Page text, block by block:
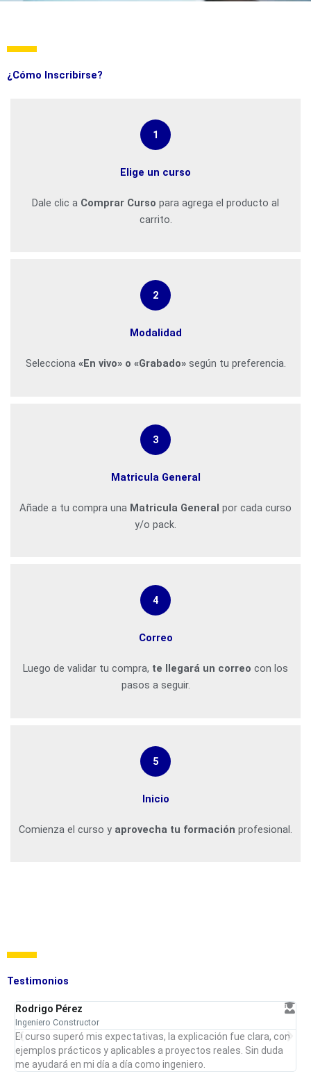
¿Cómo Inscribirse?
1
Elige un curso
Dale clic a Comprar Curso para agrega el producto al
carrito.
2
Modalidad
Selecciona «En vivo» o «Grabado»según tu preferencia.
3
Matricula General
Añade a tu compra una Matricula General por cada curso
y/o pack.
4
Correo
Luego de validar tu compra, te llegará un correo con los
pasos a seguir.
5
Inicio
Comienza el curso y aprovecha tu formación profesional.
Testimonios
Rodrigo Pérez
Ingeniero Constructor
El curso superó mis expectativas, la explicación fue clara, con
ejemplos prácticos y aplicables a proyectos reales. Sin duda
me ayudará en mi día a día como ingeniero.